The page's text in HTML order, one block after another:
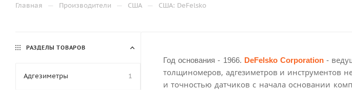
Главная — Производители — США — США: DeFelsko
Год основания - 1966. DeFelsko Corporation-
толщиномеров, адгезиметров и инструментов
и точностью датчиков с начала основании
РАЗДЕЛЫ ТОВАРОВ
Адгезиметры 1